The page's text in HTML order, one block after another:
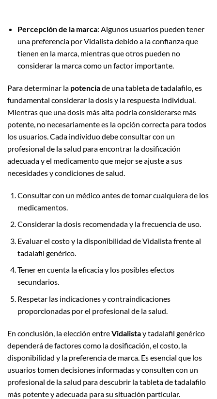
Percepción de la marca: Algunos usuarios pueden tener
una preferencia por Vidalista debido a la confianza que
tienen en la marca, mientras que otros pueden no
considerar la marca como un factor importante.
Para determinar la potenciade una tableta de tadalafilo, es
fundamental considerar la dosis y la respuesta individual.
Mientras que una dosis más alta podría considerarse más
potente, no necesariamente es la opción correcta para todos
los usuarios. Cada individuo debe consultar con un
profesional de la salud para encontrar la dosificación
adecuada y el medicamento que mejor se ajuste a sus
necesidades y condiciones de salud.
Consultar con un médico antes de tomar cualquiera de los
medicamentos.
Considerar la dosis recomendada y la frecuencia de uso.
Evaluar el costo y la disponibilidad de Vidalista frente al
tadalafil genérico.
Tener en cuenta la eficacia y los posibles efectos
secundarios.
Respetar las indicaciones y contraindicaciones
proporcionadas por el profesional de la salud.
En conclusión, la elección entreVidalistay tadalafil genérico
dependerá de factores como la dosificación, el costo, la
disponibilidad y la preferencia de marca. Es esencial que los
usuarios tomen decisiones informadas y consulten con un
profesional de la salud para descubrir la tableta de tadalafilo
más potente y adecuada para su situación particular.